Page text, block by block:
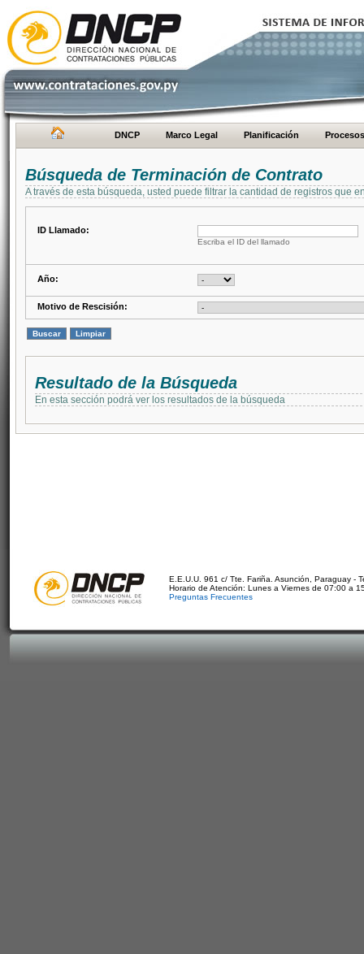
DNCP Marco Legal Planificación Procesos
Búsqueda de Terminación de Contrato
A través de esta búsqueda, usted puede filtrar la cantidad de registros que
ID Llamado:
Escriba el ID del llamado
Año:
Motivo de Rescisión:
Resultado de la Búsqueda
En esta sección podrá ver los resultados de la búsqueda
E.E.U.U. 961 c/ Tte. Fariña. Asunción, Paraguay -
Horario de Atención: Lunes a Viernes de 07:00 a
Preguntas Frecuentes